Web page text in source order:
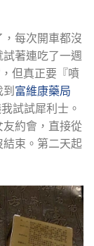
，每次開車都沒
著連吃了一週
但真正要『噴
富維康藥局
試試犀利士。
友約會，直接從
結束。第二天起